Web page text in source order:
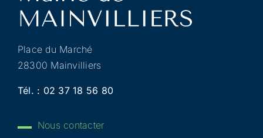
Place du Marché
28300 Mainvilliers
Tél. : 02 37 18 56 80
Nous contacter